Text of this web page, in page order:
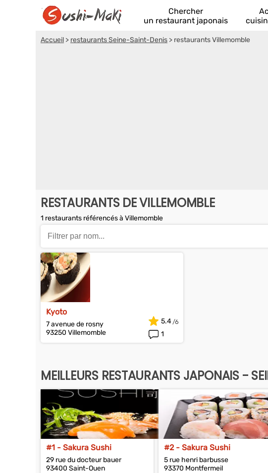
Chercher
un restaurant japonais
Accueil > restaurants Seine-Saint-Denis > restaurants Villemomble
RESTAURANTS DE VILLEMOMBLE
1 restaurants référencés à Villemomble
Kyoto
7 avenue de rosny
93250 Villemomble
1
5.4
MEILLEURS RESTAURANTS JAPONAIS -
#1 - Sakura Sushi
29 rue du docteur bauer
93400 Saint-Ouen
#2 - Sakura Sushi
5 rue henri barbusse
93370 Montfermeil